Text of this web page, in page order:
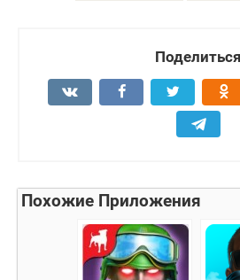
Поделиться
Похожие Приложения